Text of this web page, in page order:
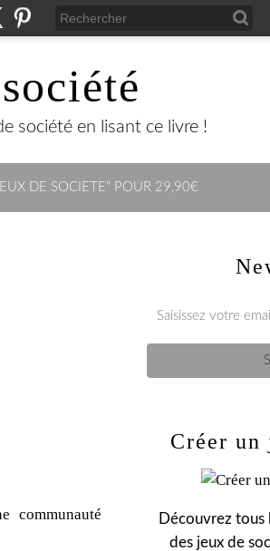
société en lisant ce livre !
DE SOCIETE" POUR 29,90€
communauté
Créer un
Découvrez tous
des jeux de